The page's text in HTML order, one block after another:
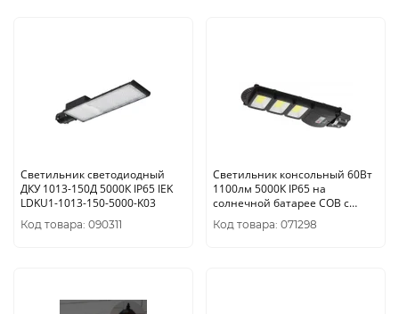
Светильник светодиодный
ДКУ 1013-150Д 5000К IP65 IEK
LDKU1-1013-150-5000-K03
Код товара: 090311
Светильник консольный 60Вт
1100лм 5000К IP65 на
солнечной батарее COB с
датчиком движения ПДУ ЭРА
Код товара: 071298